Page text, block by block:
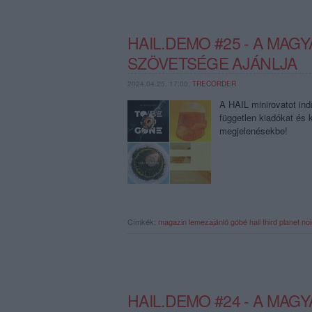
HAIL.DEMO #25 - A
SZÖVETSÉGE AJÁNLJA
2024.04.25. 17:00, TRECORDER
A HAIL minirovatot
független kiadókat és
megjelenésekbe!
Címkék: magazin lemezajánlógóbé hailthird planet
HAIL.DEMO #24 - A